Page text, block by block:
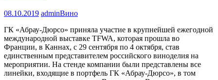
08.10.2019 adminВино
ГК «Абрау-Дюрсо» приняла участие в крупнейшей ежегодной
международной выставке TFWA, которая прошла во
Франции, в Каннах, с 29 сентября по 4 октября, став
единственным представителем российского виноделия на
мероприятии. На стенде компании были представлены все
линейки, входящие в портфель ГК «Абрау-Дюрсо», в том